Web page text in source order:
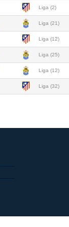
Liga (2)
Liga (21)
Liga (12)
Liga (25)
Liga (12)
Liga (32)